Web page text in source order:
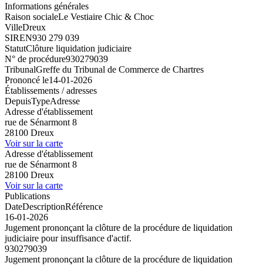
Informations générales
Raison socialeLe Vestiaire Chic & Choc
VilleDreux
SIREN930 279 039
StatutClôture liquidation judiciaire
N° de procédure930279039
TribunalGreffe du Tribunal de Commerce de Chartres
Prononcé le14-01-2026
Établissements / adresses
DepuisTypeAdresse
Adresse d'établissement
rue de Sénarmont 8
28100 Dreux
Voir sur la carte
Adresse d'établissement
rue de Sénarmont 8
28100 Dreux
Voir sur la carte
Publications
DateDescriptionRéférence
16-01-2026
Jugement prononçant la clôture de la procédure de liquidation
judiciaire pour insuffisance d'actif.
930279039
Jugement prononçant la clôture de la procédure de liquidation